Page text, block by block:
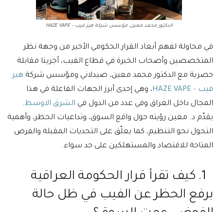
الدكتور محمد معين، مؤسس شركة هيز فيب – HAZE VAPE
في محاولة لفهم أبعاد القرار الحكومي الأخير من وجهة نظر
المتخصصين وأصحاب الخبرة في قطاع الفيب، أجرينا مقابلة
حصرية مع الدكتور محمد معين، صيدلاني ومؤسس شركة هيز
فيب – HAZE VAPE
، وهي إحدى أبرز الجهات الفاعلة في هذا
المجال داخل العراق وفي عدد من الدول في الشرق الاوسط.
يقدّم د. معين رؤيته حول واقع السوق، وتداعيات الحظر، وأهمية
التحول نحو التنظيم، كما يعلّق على التحديات المقبلة والفرص
المتاحة للاقتصاد والمستهلكين على حد سواء.
1.⁠ ⁠كيف تقرأ قرار الحكومة العراقية
برفع الحظر عن الفيب في ظل حالة